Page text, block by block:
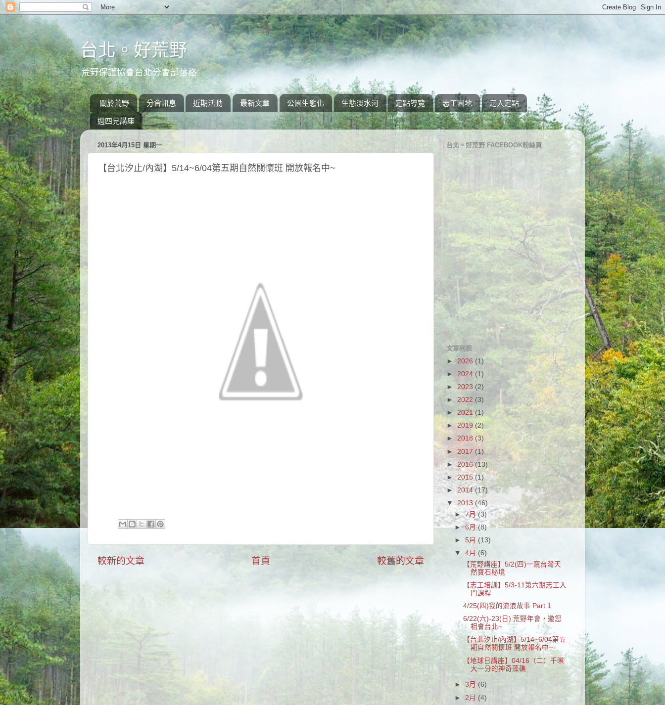
台北。好荒野
荒野保護協會台北分會部落格
關於荒野 分會訊息 近期活動 最新文章 公園生態化 生態淡水河 定點導覽 志工園地 走入定點
週四見講座
2013年4月15日 星期一
【台北汐止/內湖】5/14~6/04第五期自然關懷班 開放報名中~
較新的文章 較舊的文章
首頁
台北。好荒野 FACEBOOK粉絲頁
文章列表
► 2026 (1)
► 2024 (1)
► 2023 (2)
► 2022 (3)
► 2021(1)
► 2019 (2)
► 2018 (3)
► 2017 (1)
►2016(13)
►2015(1)
► 2014(17)
▼ 2013 (46)
►7月(3)
►6月(8)
►5月 (13)
▼4月 (6)
【荒野講座】5/2(四)一窺台灣天
然寶石秘境
【志工培訓】5/3-11第六期志工入
門課程
4/25(四)我的流浪故事 Part 1
6/22(六)-23(日) 荒野年會，邀您
相會台北~
【台北汐止/內湖】5/14~6/04第五
期自然關懷班 開放報名中~
【地球日講座】04/16（二）千暝
大一分的神奇藻礁
►3月 (6)
► 2月 (4)